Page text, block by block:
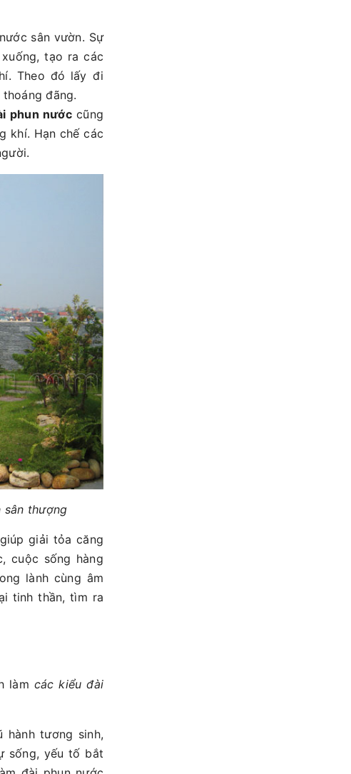
sân vườn. Sự
tạo ra các
Theo đó lấy đi
đãng.
phun nướccũng
khí. Hạn chế các
sân thượng
giải tỏa căng
cuộc sống hàng
lành cùng âm
tinh thần, tìm ra
làm các kiểu đài
tương sinh,
sống, yếu tố bắt